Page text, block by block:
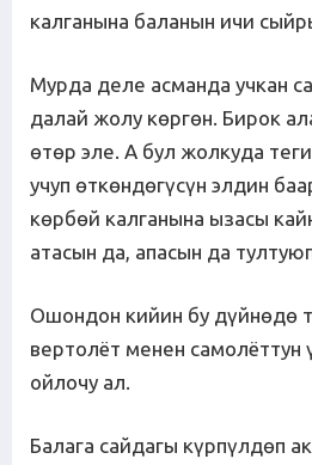
калганына баланын ичи
Мурда деле асманда учкан
далай жолу көргөн. Бирок
өтөр эле. А бул жолкуда
учуп өткөндөгүсүн элдин
көрбөй калганына ызасы
атасын да, апасын да
Ошондон кийин бу дүйнөдө
вертолёт менен самолёттун
ойлочу ал.
Балага сайдагы күрпүлдөп